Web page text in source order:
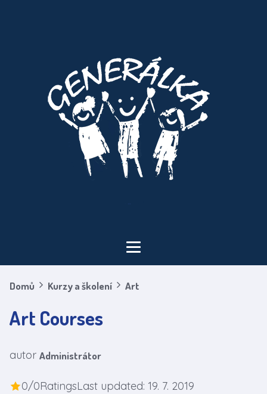
Domů Kurzy a školení Art
Art Courses
autor Administrátor
0/0RatingsLast updated: 19. 7. 2019